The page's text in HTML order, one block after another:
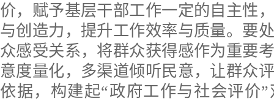
价，赋予基层干部工作一定的自主性
与创造力，提升工作效率与质量。要
众感受关系，将群众获得感作为重要
意度量化，多渠道倾听民意，让群众
依据，构建起“政府工作与社会评价